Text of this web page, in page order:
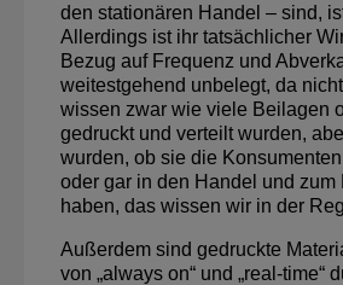
den stationären Handel – sind,
Allerdings ist ihr tatsächlicher
Bezug auf Frequenz und
weitestgehend unbelegt, da
wissen zwar wie viele Beilagen
gedruckt und verteilt wurden,
wurden, ob sie die
oder gar in den Handel und zum
haben, das wissen wir in der
Außerdem sind gedruckte
von „always on“ und „real-time“